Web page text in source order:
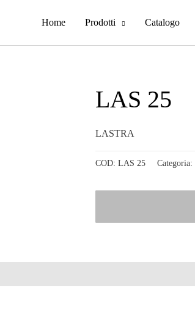
Home Prodotti Catalogo
LAS 25
LASTRA
COD: LAS 25 Categoria: